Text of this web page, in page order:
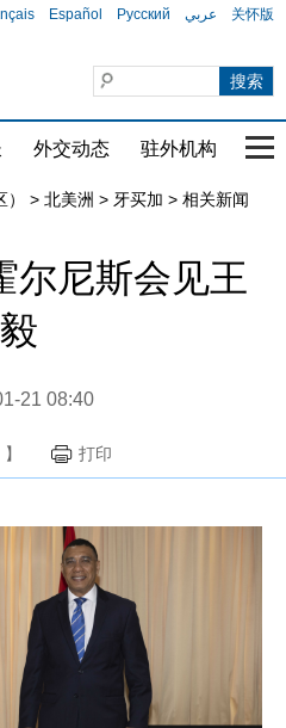
Español Русский عربي 关怀版
外交动态 驻外机构 国
> 北美洲 > 牙买加 > 相关新闻
尔尼斯会见王
毅
21 08:40
】 打印